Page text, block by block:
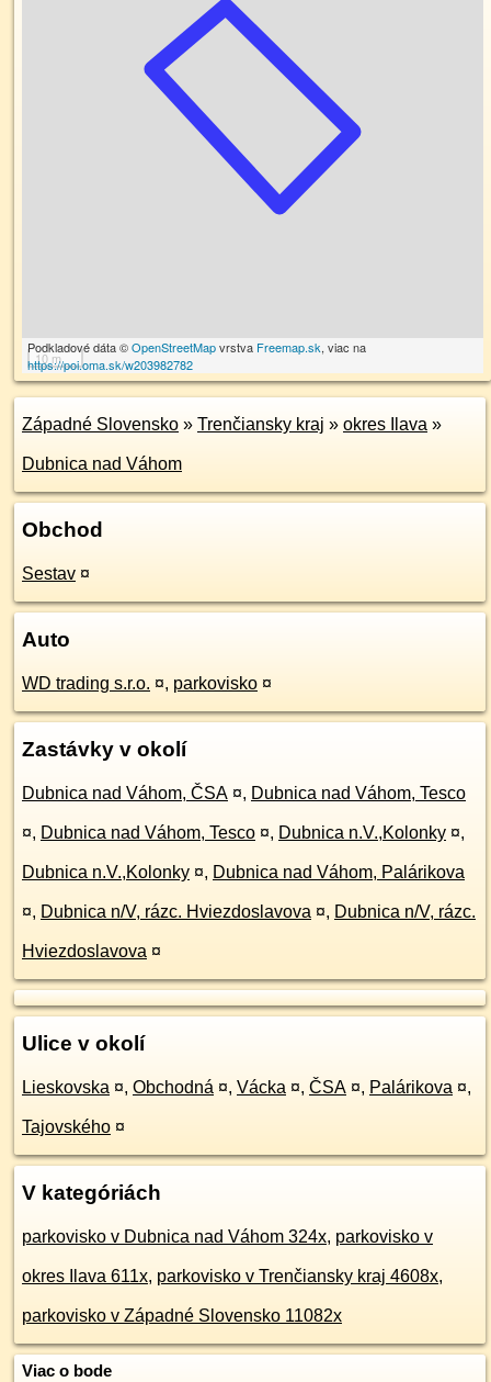
10 m
Podkladové dáta ©OpenStreetMapvrstva Freemap.sk, viac na
https://poi.oma.sk/w203982782
Západné Slovensko » Trenčiansky kraj » okres Ilava »
Dubnica nad Váhom
Obchod
Sestav ¤
Auto
WD trading s.r.o. ¤, parkovisko ¤
Zastávky v okolí
Dubnica nad Váhom, ČSA ¤, Dubnica nad Váhom, Tesco
¤, Dubnica nad Váhom, Tesco ¤, Dubnica n.V.,Kolonky ¤,
Dubnica n.V.,Kolonky ¤, Dubnica nad Váhom, Palárikova
¤, Dubnica n/V, rázc. Hviezdoslavova ¤, Dubnica n/V, rázc.
Hviezdoslavova ¤
Ulice v okolí
Lieskovska ¤, Obchodná ¤, Vácka ¤, ČSA ¤, Palárikova ¤,
Tajovského ¤
V kategóriách
parkovisko v Dubnica nad Váhom 324x, parkovisko v
okres Ilava 611x, parkovisko v Trenčiansky kraj 4608x,
parkovisko v Západné Slovensko 11082x
Viac o bode